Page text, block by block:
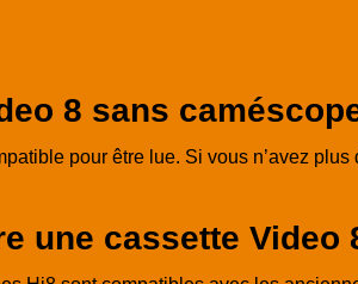
8 sans
pour être lue. Si vous n’avez
une cassette Video